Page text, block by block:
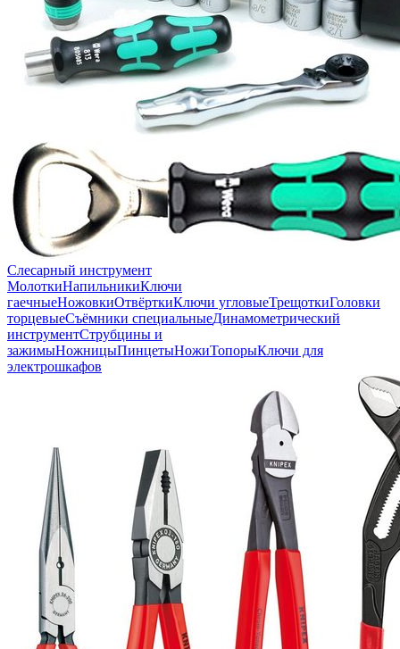
Слесарный инструмент
МолоткиНапильникиКлючи
гаечныеНожовкиОтвёрткиКлючи угловыеТрещоткиГоловки
торцевыеСъёмники специальныеДинамометрический
инструментСтрубцины и
зажимыНожницыПинцетыНожиТопорыКлючи для
электрошкафов